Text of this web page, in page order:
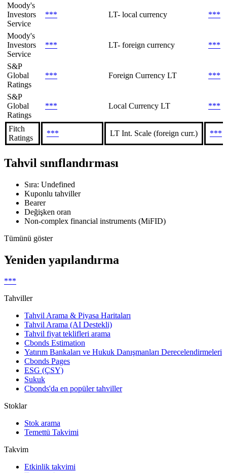
Moody's
Investors
Service
*** LT- local currency ***
Moody's
Investors
Service
*** LT- foreign currency ***
S&P
Global
Ratings
*** Foreign Currency LT ***
S&P
Global
Ratings
*** Local Currency LT ***
Fitch
Ratings
*** LT Int. Scale (foreign curr.) ***
Tahvil sınıflandırması
Sıra: Undefined
Kuponlu tahviller
Bearer
Değişken oran
Non-complex financial instruments (MiFID)
Tümünü göster
Yeniden yapılandırma
***
Tahviller
Tahvil Arama & Piyasa Haritaları
Tahvil Arama (AI Destekli)
Tahvil fiyat teklifleri arama
Cbonds Estimation
Yatırım Bankaları ve Hukuk Danışmanları Derecelendirmeleri
Cbonds Pages
ESG (ÇSY)
Sukuk
Cbonds'da en popüler tahviller
Stoklar
Stok arama
Temettü Takvimi
Takvim
Etkinlik takvimi